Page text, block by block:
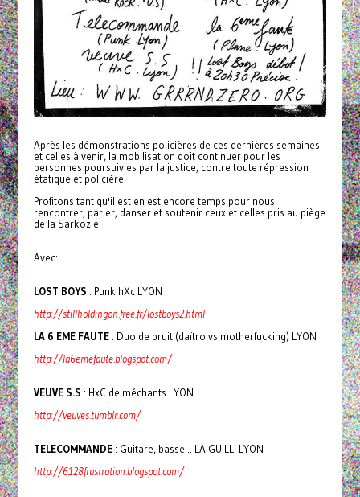
Après les démonstrations policières de ces dernières semaines
et celles à venir, la mobilisation doit continuer pour les
personnes poursuivies par la justice, contre toute répression
étatique et policière.
Profitons tant qu'il est en est encore temps pour nous
rencontrer, parler, danser et soutenir ceux et celles pris au piège
de la Sarkozie.
Avec:
LOST BOYS : Punk hXc LYON
http://stillholdingon.free.fr/lostboys2.html
LA 6 EME FAUTE: Duo de bruit (daïtro vs motherfucking) LYON
http://la6emefaute.blogspot.com/
VEUVE S.S : HxC de méchants LYON
http://veuves.tumblr.com/
TELECOMMANDE: Guitare, basse... LA GUILL' LYON
http://6128frustration.blogspot.com/